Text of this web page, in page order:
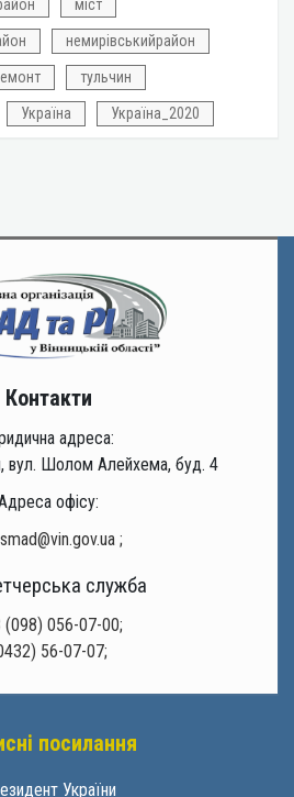
міст
немирівськийрайон
тульчин
Україна Україна_2020
Контакти
адреса:
вул. Шолом Алейхема, буд. 4
офісу:
;
служба
(098) 056-07-00;
56-07-07;
посилання
України